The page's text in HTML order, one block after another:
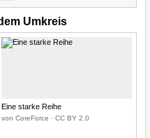
Umkreis
Eine starke Reihe
von CoreForce · CC BY 2.0